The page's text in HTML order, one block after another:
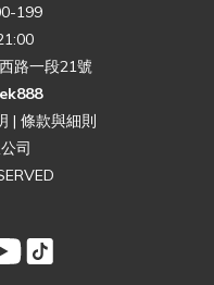
199
路一段21號
| 條款與細則
司